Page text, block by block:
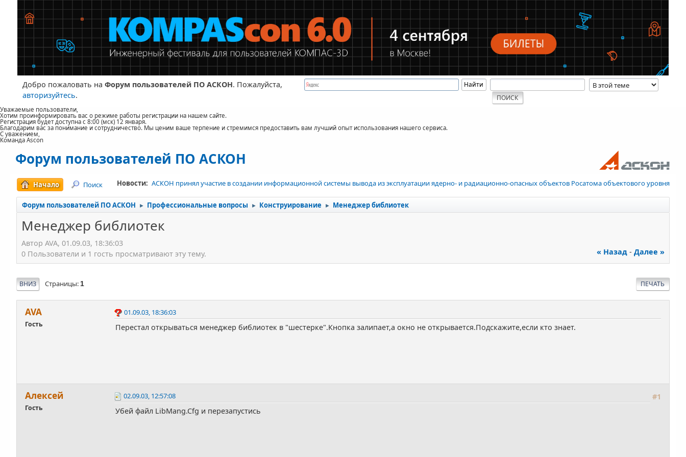
Добро пожаловать на Форум пользователей ПО АСКОН. Пожалуйста,
авторизуйтесь.
Уважаемые пользователи,
Хотим проинформировать вас о режиме работы регистрации на нашем сайте.
Регистрация будет доступна с 8:00 (мск) 12 января.
Благодарим вас за понимание и сотрудничество. Мы ценим ваше терпение и стремимся предоставить вам лучший опыт использования нашего сервиса.
С уважением,
Команда Ascon
Форум пользователей ПО АСКОН
Новости: АСКОН принял участие в создании информационной системы вывода из эксплуатации ядерно- и радиационно-опасных объектов Росатома объектового уровня
Начало Поиск
Форум пользователей ПО АСКОН ► Профессиональные вопросы ► Конструирование ► Менеджер библиотек
Менеджер библиотек
Автор AVA, 01.09.03, 18:36:03
« Назад- Далее »
0 Пользователи и 1 гость просматривают эту тему.
ПЕЧАТЬ
ВНИЗ Страницы 1
AVA
Гость
01.09.03, 18:36:03
Перестал открываться менеджер библиотек в "шестерке".Кнопка залипает,а окно не открывается.Подскажите,если кто знает.
Алексей
Гость
#1
02.09.03, 12:57:08
Убей файл LibMang.Cfg и перезапустись